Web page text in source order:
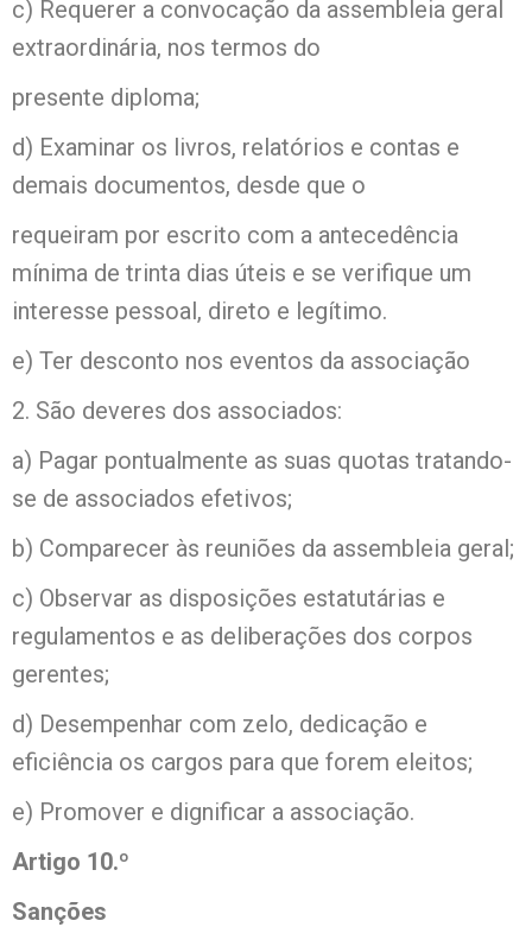
c) Requerer a convocação da assembleia geral
extraordinária, nos termos do
presente diploma;
d) Examinar os livros, relatórios e contas e
demais documentos, desde que o
requeiram por escrito com a antecedência
mínima de trinta dias úteis e se verifique um
interesse pessoal, direto e legítimo.
e) Ter desconto nos eventos da associação
2. São deveres dos associados:
a) Pagar pontualmente as suas quotas tratando-
se de associados efetivos;
b) Comparecer às reuniões da assembleia geral;
c) Observar as disposições estatutárias e
regulamentos e as deliberações dos corpos
gerentes;
d) Desempenhar com zelo, dedicação e
eficiência os cargos para que forem eleitos;
e) Promover e dignificar a associação.
Artigo 10.º
Sanções